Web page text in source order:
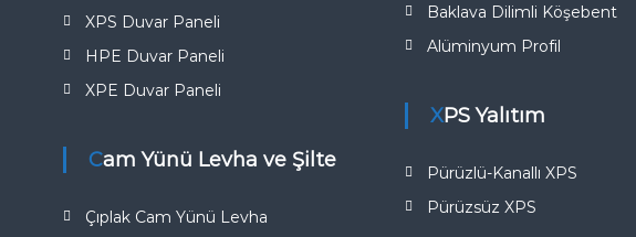
XPS Duvar Paneli
HPE Duvar Paneli
XPE Duvar Paneli
Cam Yünü Levha ve Şilte
Çıplak Cam Yünü Levha
Baklava Dilimli Köşebent
Alüminyum Profil
XPS Yalıtım
Pürüzlü-Kanallı XPS
Pürüzsüz XPS